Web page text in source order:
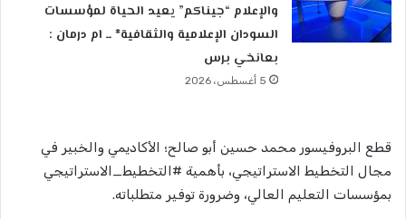
والإعلام “جيناكم” يعيد الحياة لمؤسسات
السودان الإعلامية والثقافية* ــ ام درمان :
بعانخي برس
5 أغسطس، 2026
قطع البروفيسور محمد حسين أبو صالح؛ الأكاديمي والخبير في
مجال التخطيط الاستراتيجي، بأهمية #التخطيط_الاستراتيجي
بمؤسسات التعليم العالي، وضرورة توفير متطلباته.